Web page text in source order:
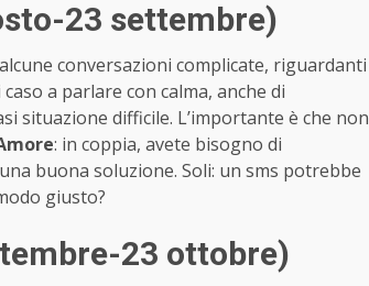
23 settembre)
conversazioni complicate, riguardanti
a parlare con calma, anche di
situazione difficile. L’importante è che non
: in coppia, avete bisogno di
buona soluzione. Soli: un sms potrebbe
giusto?
23 ottobre)